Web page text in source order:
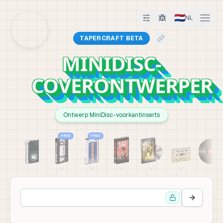
🇳🇱NL
TAPERCRAFT BETA
MINIDISC-
COVERONTWERPER
Ontwerp MiniDisc-voorkantinserts
FREE FREE